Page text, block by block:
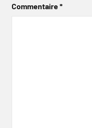
Commentaire*